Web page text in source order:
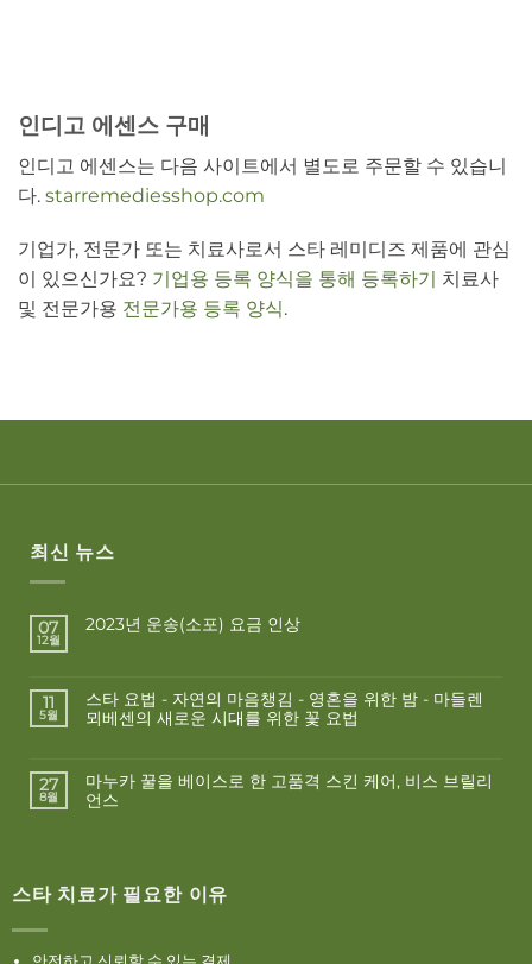
인디고 에센스 구매
인디고 에센스는 다음 사이트에서 별도로 주문할 수 있습니
다. starremediesshop.com
기업가, 전문가 또는 치료사로서 스타 레미디즈 제품에 관심
이 있으신가요? 기업용 등록 양식을 통해 등록하기
치료사
및 전문가용 전문가용 등록 양식.
최신 뉴스
07
12월
2023년 운송(소포) 요금 인상
11
5월
스타 요법 - 자연의 마음챙김 - 영혼을 위한 밤 - 마들렌
뫼베센의 새로운 시대를 위한 꽃 요법
27
8월
마누카 꿀을 베이스로 한 고품격 스킨 케어, 비스 브릴리
언스
스타 치료가 필요한 이유